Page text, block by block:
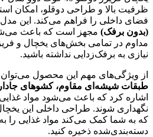
ظرفیت بالا و طراحی دوقلو، امکان
فضای داخلی را فراهم می‌کند. این مدل
(بدون برفک) مجهز است که باعث
مداوم در تمامی بخش‌های یخچال و
نیازی به برفک‌زدایی نداشته باشید.
از ویژگی‌های مهم این محصول می‌توان
طبقات شیشه‌ای مقاوم، کشوهای
اشاره کرد که باعث می‌شود مواد
نگهداری شوند. طراحی داخلی این
که به شما کمک می‌کند مواد غذایی را
دسته‌بندی‌شده ذخیره کنید.